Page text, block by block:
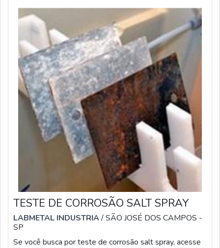
sua empregabilid
TESTE DE CORROSÃO SALT SPRAY
LABMETAL INDUSTRIA/ SÃO JOSÉ DOS CAMPOS -
SP
Se você busca por teste de corrosão salt spray, acesse